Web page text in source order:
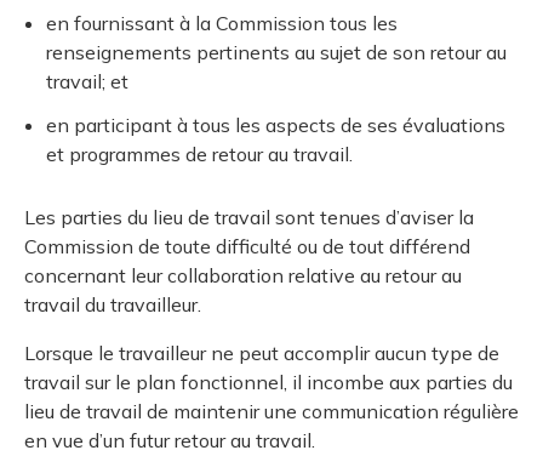
en fournissant à la Commission tous les
renseignements pertinents au sujet de son retour au
travail; et
en participant à tous les aspects de ses évaluations
et programmes de retour au travail.
Les parties du lieu de travail sont tenues d’aviser la
Commission de toute difficulté ou de tout différend
concernant leur collaboration relative au retour au
travail du travailleur.
Lorsque le travailleur ne peut accomplir aucun type de
travail sur le plan fonctionnel, il incombe aux parties du
lieu de travail de maintenir une communication régulière
en vue d’un futur retour au travail.